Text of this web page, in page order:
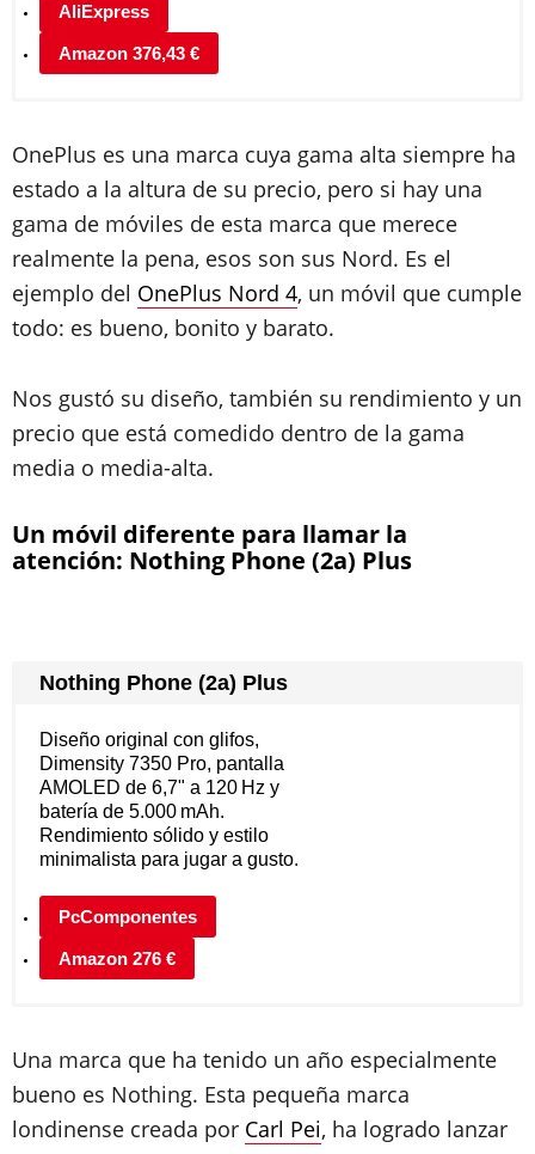
AliExpress
Amazon 376,43 €
OnePlus es una marca cuya gama alta siempre ha
estado a la altura de su precio, pero si hay una
gama de móviles de esta marca que merece
realmente la pena, esos son sus Nord. Es el
ejemplo del OnePlus Nord 4, un móvil que cumple
todo: es bueno, bonito y barato.
Nos gustó su diseño, también su rendimiento y un
precio que está comedido dentro de la gama
media o media-alta.
Un móvil diferente para llamar la
atención: Nothing Phone (2a) Plus
Nothing Phone (2a) Plus
PcComponentes
Amazon 276 €
Diseño original con glifos,
Dimensity 7350 Pro, pantalla
AMOLED de 6,7" a 120 Hz y
batería de 5.000 mAh.
Rendimiento sólido y estilo
minimalista para jugar a gusto.
Una marca que ha tenido un año especialmente
bueno es Nothing. Esta pequeña marca
londinense creada por Carl Pei, ha logrado lanzar